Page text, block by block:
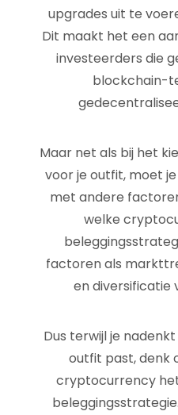
upgrades uit te
Dit maakt het een
investeerders die
blockchain-
Maar net als bij het
voor je outfit, moet
met andere
welke
factoren als
en diversificatie
Dus terwijl je
outfit past, denk
cryptocurrency